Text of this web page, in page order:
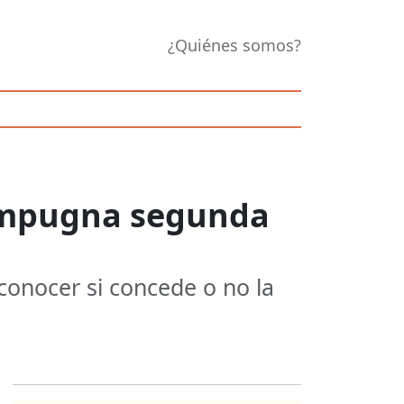
¿Quiénes somos?
segunda
si concede o no la